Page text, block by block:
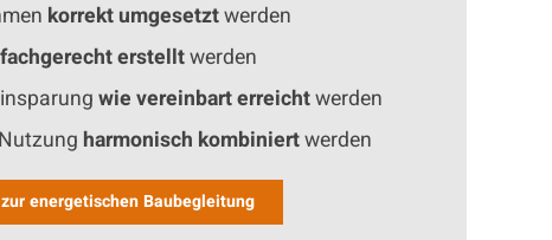
korrekt umgesetztwerden
fachgerecht erstelltwerden
wie vereinbart erreichtwerden
harmonisch kombiniertwerden
energetischen Baubegleitung